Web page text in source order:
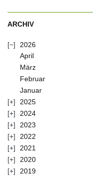
ARCHIV
2026
April
März
Februar
Januar
2025
2024
2023
2022
2021
2020
2019